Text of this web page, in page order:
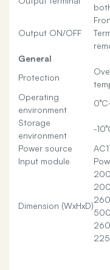
Output ON/OFF
General
Protection
Operating
environment
Storage
environment
-
Power source
Input module
Dimension (WxHxD)